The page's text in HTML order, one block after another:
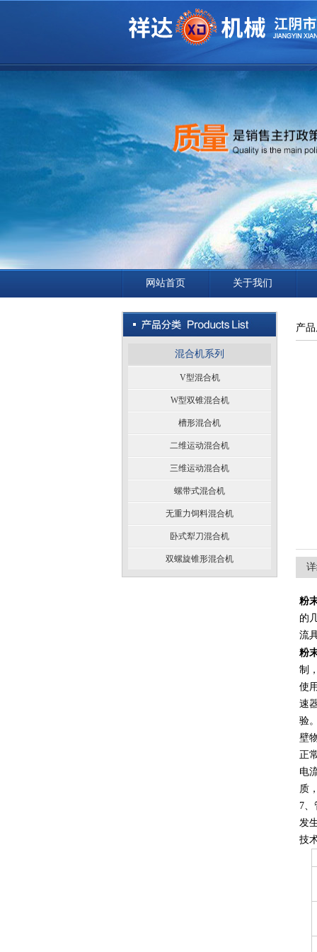
网站首页 关于我们
混合机系列
V型混合机
W型双锥混合机
槽形混合机
二维运动混合机
三维运动混合机
螺带式混合机
无重力饲料混合机
卧式犁刀混合机
双螺旋锥形混合机
产
粉
的
流
粉
制
使
速
验
壁
正
电
质
7
发
技